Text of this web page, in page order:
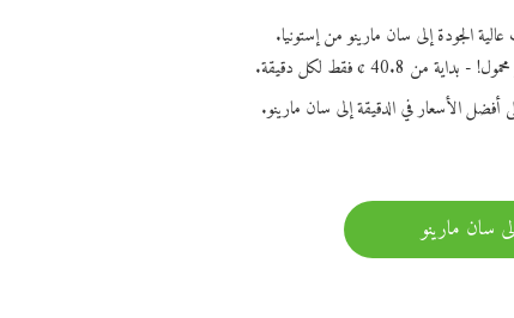
¢ فقط لكل دقيقة.
الأسعار في الدقيقة إلى سان مارينو.
سان مارينو